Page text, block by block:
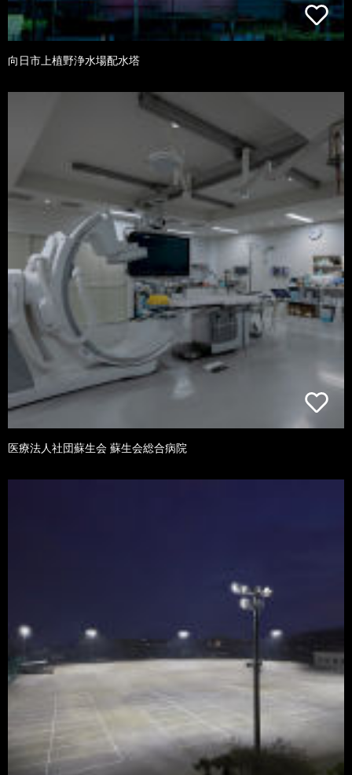
向日市上植野浄水場配水塔
医療法人社団蘇生会 蘇生会総合病院